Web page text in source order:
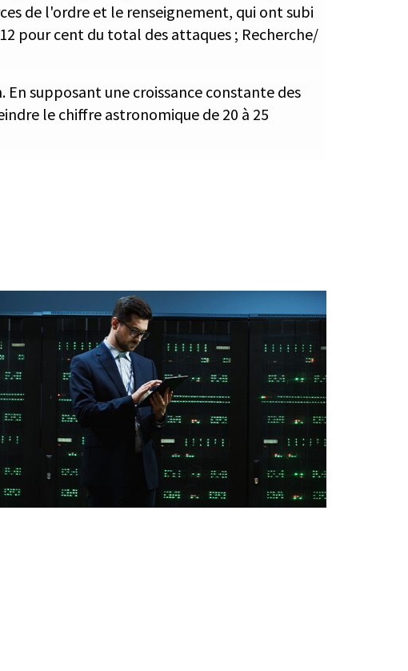
de l'ordre et le renseignement, qui ont subi
pour cent du total des attaques ; Recherche/
supposant une croissance constante des
le chiffre astronomique de 20 à 25